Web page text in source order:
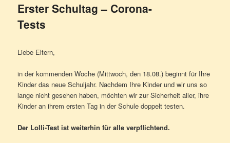
Erster Schultag – Corona-
Tests
Liebe Eltern,
in der kommenden Woche (Mittwoch, den 18.08.) beginnt für Ihre
Kinder das neue Schuljahr. Nachdem Ihre Kinder und wir uns so
lange nicht gesehen haben, möchten wir zur Sicherheit aller, ihre
Kinder an ihrem ersten Tag in der Schule doppelt testen.
Der Lolli-Test ist weiterhin für alle verpflichtend.